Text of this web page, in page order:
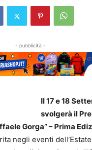
- pubblicità -
Il 17 e 18
svolgerà il
Gorga” – Prima
negli eventi